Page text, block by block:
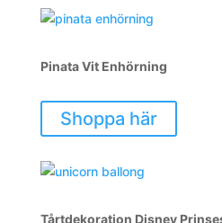
Pinata Vit Enhörning
Shoppa här
Tårtdekoration Disney